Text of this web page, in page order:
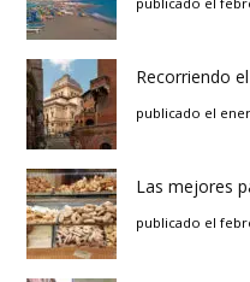
Recorriendo
publicado el
Las mejores
publicado el